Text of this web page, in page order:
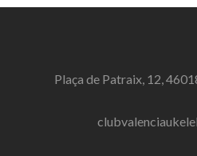
Plaça de Patraix, 12,